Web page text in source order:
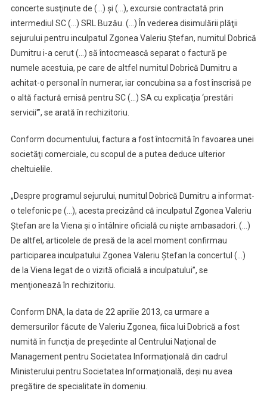
concerte susţinute de (…) şi (…), excursie contractată prin
intermediul SC (…) SRL Buzău. (…) În vederea disimulării plăţii
sejurului pentru inculpatul Zgonea Valeriu Ştefan, numitul Dobrică
Dumitru i-a cerut (…) să întocmească separat o factură pe
numele acestuia, pe care de altfel numitul Dobrică Dumitru a
achitat-o personal în numerar, iar concubina sa a fost înscrisă pe
o altă factură emisă pentru SC (…) SA cu explicaţia ‘prestări
servicii'”, se arată în rechizitoriu.
Conform documentului, factura a fost întocmită în favoarea unei
societăţi comerciale, cu scopul de a putea deduce ulterior
cheltuielile.
„Despre programul sejurului, numitul Dobrică Dumitru a informat-
o telefonic pe (…), acesta precizând că inculpatul Zgonea Valeriu
Ştefan are la Viena şi o întâlnire oficială cu nişte ambasadori. (…)
De altfel, articolele de presă de la acel moment confirmau
participarea inculpatului Zgonea Valeriu Ştefan la concertul (…)
de la Viena legat de o vizită oficială a inculpatului”, se
menţionează în rechizitoriu.
Conform DNA, la data de 22 aprilie 2013, ca urmare a
demersurilor făcute de Valeriu Zgonea, fiica lui Dobrică a fost
numită în funcţia de preşedinte al Centrului Naţional de
Management pentru Societatea Informaţională din cadrul
Ministerului pentru Societatea Informaţională, deşi nu avea
pregătire de specialitate în domeniu.